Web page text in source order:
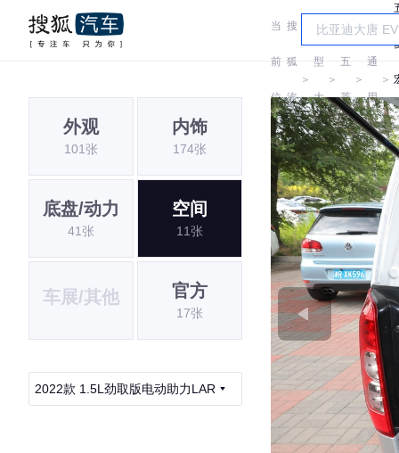
当
前
位
置:
搜
狐
汽
车
＞
车
型
大
全
＞
五
菱
＞
汽
通
用
五
菱
＞
外观
101张
内饰
174张
底盘/动力
41张
空间
11张
车展/其他 官方
17张
2022款 1.5L劲取版电动助力LAR